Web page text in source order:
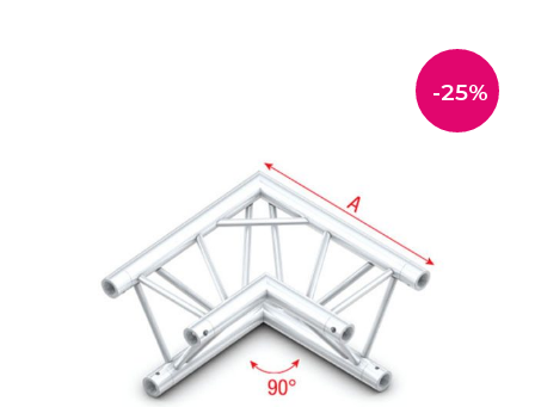
-25%